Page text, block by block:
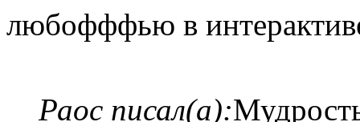
любофффью в
Раос писал(а):